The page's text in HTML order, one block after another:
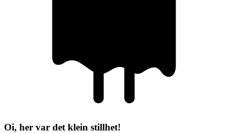
Oi, her var det klein stillhet!